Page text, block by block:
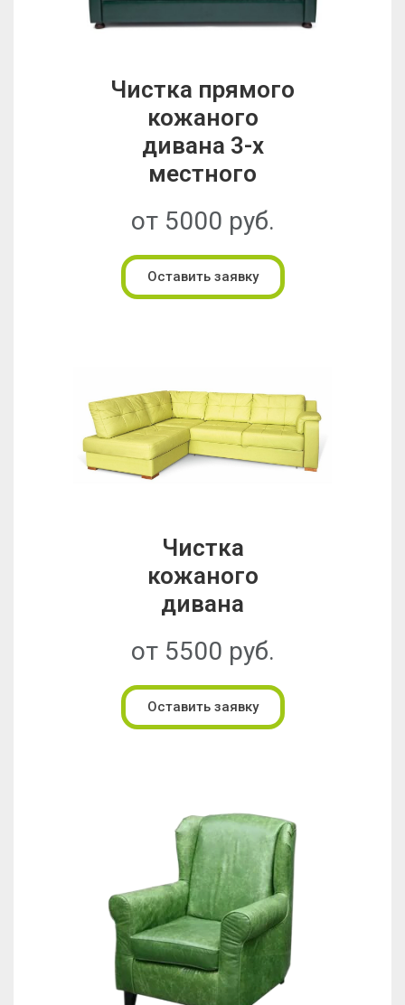
Чистка прямого
кожаного
дивана 3-х
местного
от 5000 руб.
Оставить заявку
Чистка
кожаного
дивана
от 5500 руб.
Оставить заявку